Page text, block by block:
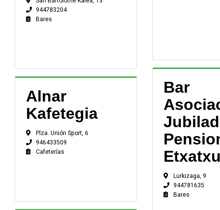
944783204
Bares
Alnar
Kafetegia
Plza. Unión Sport, 6
946433509
Cafeterías
Bar
Lurkizaga, 9
944781635
Bares